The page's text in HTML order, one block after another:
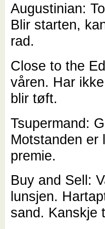
Augustinian:
Blir starten,
rad.
Close to the
våren. Har
blir tøft.
Tsupermand:
Motstanden er
premie.
Buy and Sell:
lunsjen.
sand. Kanskje